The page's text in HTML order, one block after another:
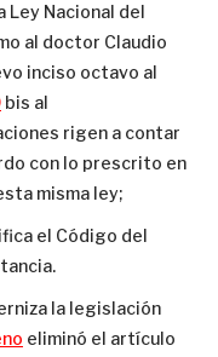
Ley Nacional del
al doctor Claudio
inciso octavo al
bis al
rigen a contar
con lo prescrito en
misma ley;
el Código del
la legislación
eliminó el artículo